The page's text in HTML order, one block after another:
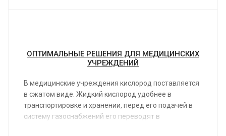
ОПТИМАЛЬНЫЕ РЕШЕНИЯ ДЛЯ МЕДИЦИНСКИХ
УЧРЕЖДЕНИЙ
В медицинские учреждения кислород поставляется
в сжатом виде. Жидкий кислород удобнее в
транспортировке и хранении, перед его подачей в
систему газоснабжений его переводят в